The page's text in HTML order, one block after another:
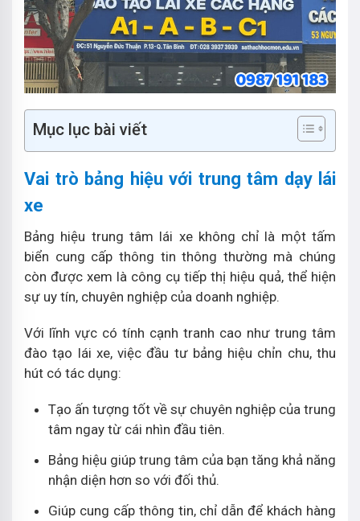
Mục lục bài viết
Vai trò bảng hiệu với trung tâm dạy lái
xe
Bảng hiệu trung tâm lái xe không chỉ là một tấm
biển cung cấp thông tin thông thường mà chúng
còn được xem là công cụ tiếp thị hiệu quả, thể hiện
sự uy tín, chuyên nghiệp của doanh nghiệp.
Với lĩnh vực có tính cạnh tranh cao như trung tâm
đào tạo lái xe, việc đầu tư bảng hiệu chỉn chu, thu
hút có tác dụng:
Tạo ấn tượng tốt về sự chuyên nghiệp của trung
tâm ngay từ cái nhìn đầu tiên.
Bảng hiệu giúp trung tâm của bạn tăng khả năng
nhận diện hơn so với đối thủ.
Giúp cung cấp thông tin, chỉ dẫn để khách hàng